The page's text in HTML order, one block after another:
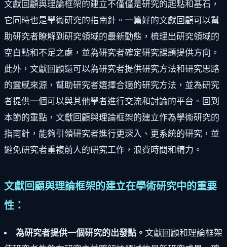
文獻回顧與理論框架的建立不僅僅是研究的起點和基石，
它同時也是學術研究的指南針。一篇好的文獻回顧可以幫
助研究者瞭解到研究領域的最新動態，梳理出研究領域的
空白點和不足之處，並為研究者確定研究課題提供方向。
此外，文獻回顧還可以為研究者提供研究方法和研究思路
的靈感來源，幫助研究者選擇合適的研究方法，並為研究
者提供一個可以與其他學者進行交流和討論的平台。回到
本節的重點，文獻回顧與理論框架的建立作為學術研究的
指南針，能夠引領研究者進行更深入、更系統的研究，並
避免研究者重複前人的研究工作，浪費時間和精力。
文獻回顧與理論框架的建立在學術研究中的重要
性：
為研究者提供一個研究的出發點。 文獻回顧和理論框架